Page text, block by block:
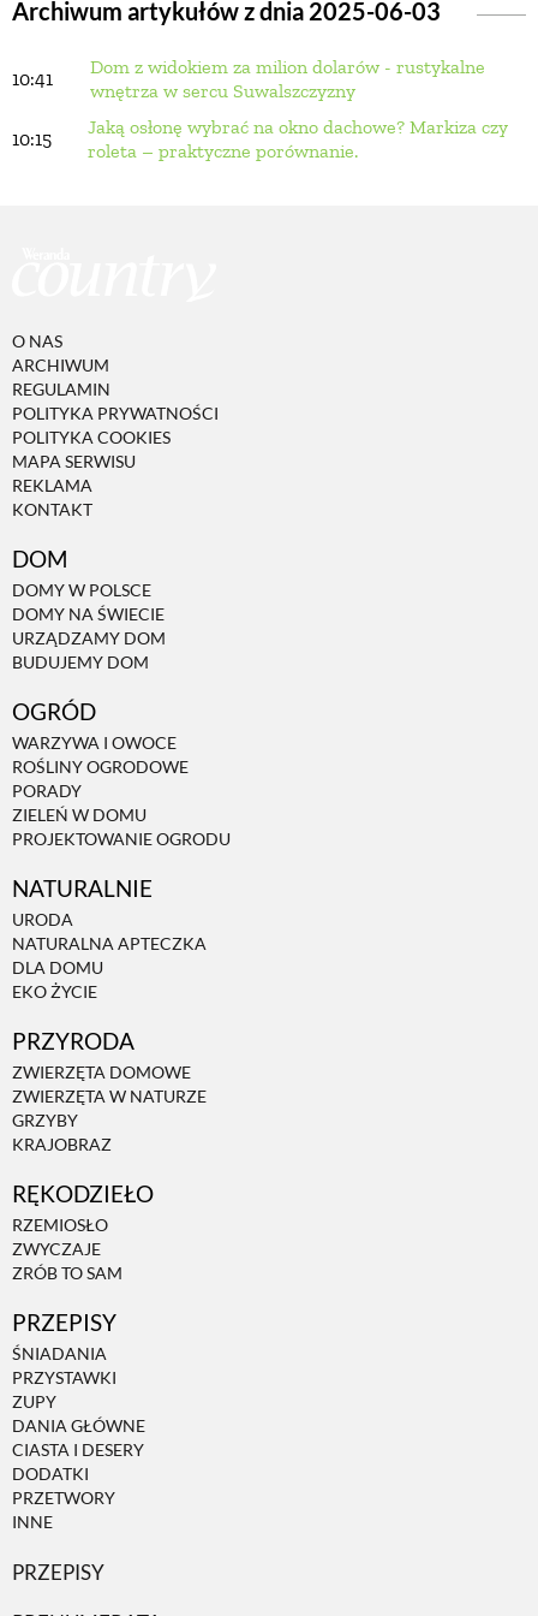
Archiwum artykułów z dnia 2025-06-03
10:41
Dom z widokiem za milion dolarów - rustykalne
wnętrza w sercu Suwalszczyzny
10:15
Jaką osłonę wybrać na okno dachowe? Markiza czy
roleta – praktyczne porównanie.
O NAS
ARCHIWUM
REGULAMIN
POLITYKA PRYWATNOŚCI
POLITYKA COOKIES
MAPA SERWISU
REKLAMA
KONTAKT
DOM
DOMY W POLSCE
DOMY NA ŚWIECIE
URZĄDZAMY DOM
BUDUJEMY DOM
OGRÓD
WARZYWA I OWOCE
ROŚLINY OGRODOWE
PORADY
ZIELEŃ W DOMU
PROJEKTOWANIE OGRODU
NATURALNIE
URODA
NATURALNA APTECZKA
DLA DOMU
EKO ŻYCIE
PRZYRODA
ZWIERZĘTA DOMOWE
ZWIERZĘTA W NATURZE
GRZYBY
KRAJOBRAZ
RĘKODZIEŁO
RZEMIOSŁO
ZWYCZAJE
ZRÓB TO SAM
PRZEPISY
ŚNIADANIA
PRZYSTAWKI
ZUPY
DANIA GŁÓWNE
CIASTA I DESERY
DODATKI
PRZETWORY
INNE
PRZEPISY
BUDUJEMY DOM
OGRÓD
NATURALNA APTECZKA
DLA DOMU